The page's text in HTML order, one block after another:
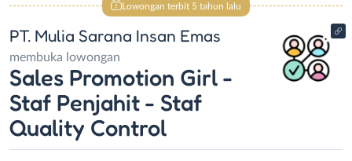
Lowongan terbit 5 tahun lalu
PT. Mulia Sarana Insan Emas
membuka lowongan
Sales Promotion Girl -
Staf Penjahit - Staf
Quality Control